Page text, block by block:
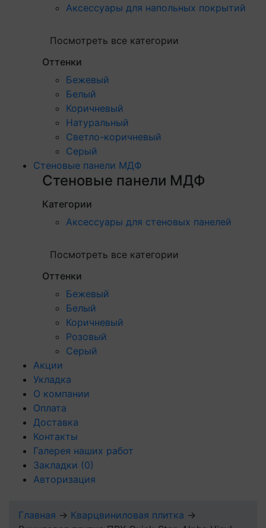
Аксессуары для напольных покрытий
Посмотреть все категории
Оттенки
Бежевый
Белый
Коричневый
Натуральный
Светло-коричневый
Серый
Стеновые панели МДФ
Стеновые панели МДФ
Категории
Аксессуары для стеновых панелей
Посмотреть все категории
Оттенки
Бежевый
Белый
Коричневый
Розовый
Серый
Акции
Укладка
О компании
Оплата
Доставка
Контакты
Галерея наших работ
Закладки (0)
Авторизация
Главная → Кварцвиниловая плитка →